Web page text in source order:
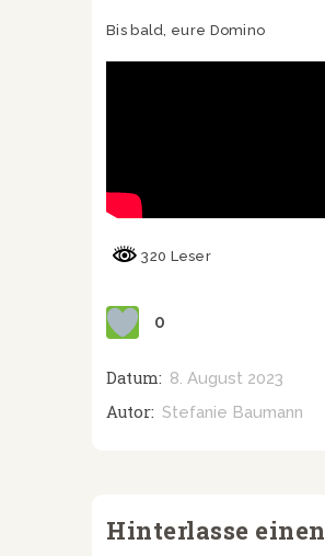
Bis bald, eure Domino
320 Leser
0
Datum: 8. August 2023
Autor: Stefanie Baumann
Hinterlasse einen